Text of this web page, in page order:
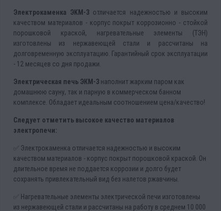
Элeктрoкаменка ЭKМ-3 отличается надежностью и высоким
качеством материалов - корпус покрыт коррозионно - стойкой
порошковой краской, нагревательные элементы (ТЭН)
изготовлены из нержавеющей стали и рассчитаны на
долговременную эксплуатацию. Гарантийный срок эксплуатации
- 12 месяцев со дня продажи.
Электрическая печь ЭКМ-3 наполнит жарким паром как
домашнюю сауну, так и парную в коммерческом банном
комплексе. Обладает идеальным соотношением цена/качество!
Следует отметить высокое качество материалов
электропечи:
✅ Электрокаменка отличается надежностью и высоким
качеством материалов - корпус покрыт порошковой краской. Он
длительное время не поддается коррозии и долго будет
сохранять привлекательный вид без налетов ржавчины.
✅ Нагревательные элементы электрической печи изготовлены
из нержавеющей стали и рассчитаны на работу в среднем 10 000